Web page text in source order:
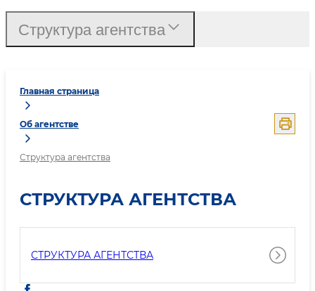
Главная страница
Об агентстве
Структура агентства
СТРУКТУРА АГЕНТСТВА
СТРУКТУРА АГЕНТСТВА
Структура агентства